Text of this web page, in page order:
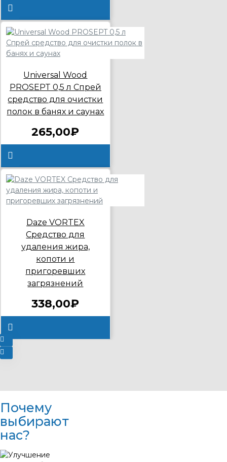
Universal Wood
PROSEPT 0,5 л Спрей
средство для очистки
полок в банях и саунах
265,00₽
Daze VORTEX
Средство для
удаления жира,
копоти и
пригоревших
загрязнений
338,00₽
Почему
выбирают
нас?